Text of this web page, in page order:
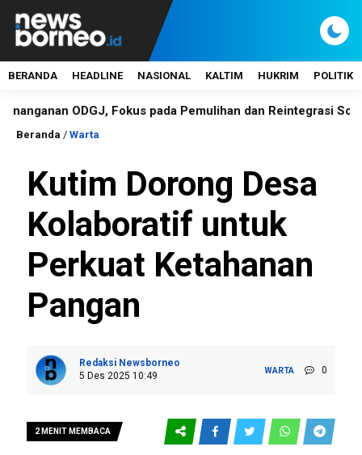
BERANDA HEADLINE NASIONAL KALTIM HUKRIM POLITIK
ODGJ, Fokus pada Pemulihan dan Reintegrasi Sosial
Beranda / Warta
Kutim Dorong Desa
Kolaboratif untuk
Perkuat Ketahanan
Pangan
Redaksi Newsborneo
5 Des 2025 10:49
WARTA 0
2 MENIT MEMBACA